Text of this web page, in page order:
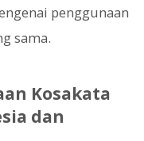
penggunaan
sama.
Kosakata
dan